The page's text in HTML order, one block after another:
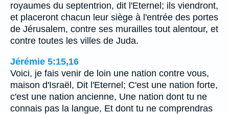
royaumes du septentrion, dit l'Eternel; ils viendront,
et placeront chacun leur siège à l'entrée des portes
de Jérusalem, contre ses murailles tout alentour, et
contre toutes les villes de Juda.
Jérémie 5:15,16
Voici, je fais venir de loin une nation contre vous,
maison d'Israël, Dit l'Eternel; C'est une nation forte,
c'est une nation ancienne, Une nation dont tu ne
connais pas la langue, Et dont tu ne comprendras